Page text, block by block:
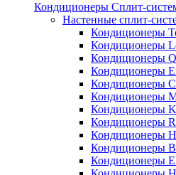
Кондиционеры Сплит-
Настенные сплит-
Кондиционеры
Кондиционеры
Кондиционеры
Кондиционеры
Кондиционеры
Кондиционеры
Кондиционеры
Кондиционеры
Кондиционеры
Кондиционеры
Кондиционеры